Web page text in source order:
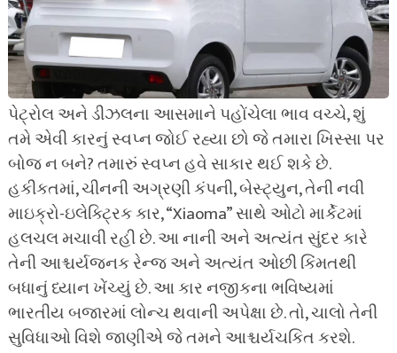
પેટ્રોલ અને ડીઝલના આસમાને પહોંચેલા ભાવ વચ્ચે, શું
તમે એવી કારનું સ્વપ્ન જોઈ રહ્યા છો જે તમારા ખિસ્સા પર
બોજ ન બને? તમારું સ્વપ્ન હવે સાકાર થઈ શકે છે.
હકીકતમાં, ચીનની અગ્રણી કંપની, બેસ્ટ્યુન, તેની નવી
માઇક્રો-ઇલેક્ટ્રિક કાર, “Xiaoma” સાથે ઓટો માર્કેટમાં
હલચલ મચાવી રહી છે. આ નાની અને અત્યંત સુંદર કારે
તેની આશ્ચર્યજનક રેન્જ અને અત્યંત ઓછી કિંમતથી
બધાનું ધ્યાન ખેંચ્યું છે. આ કાર નજીકના ભવિષ્યમાં
ભારતીય બજારમાં લોન્ચ થવાની અપેક્ષા છે. તો, ચાલો તેની
સુવિધાઓ વિશે જાણીએ જે તમને આશ્ચર્યચકિત કરશે.